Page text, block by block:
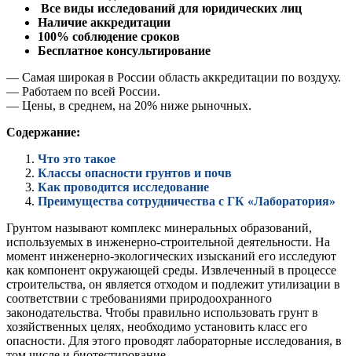
Все виды исследований для юридических лиц
Наличие аккредитации
100% соблюдение сроков
Бесплатное консультирование
— Самая широкая в России область аккредитации по воздуху.
— Работаем по всей России.
— Цены, в среднем, на 20% ниже рыночных.
Содержание:
Что это такое
Классы опасности грунтов и почв
Как проводится исследование
Преимущества сотрудничества с ГК «Лаборатория»
Грунтом называют комплекс минеральных образований,
используемых в инженерно-строительной деятельности. На
момент инженерно-экологических изысканий его исследуют
как компонент окружающей среды. Извлеченный в процессе
строительства, он является отходом и подлежит утилизации в
соответствии с требованиями природоохранного
законодательства. Чтобы правильно использовать грунт в
хозяйственных целях, необходимо установить класс его
опасности. Для этого проводят лабораторные исследования, в